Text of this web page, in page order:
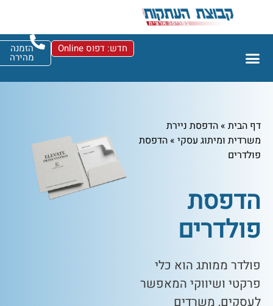
חדש: דפוס Online הזמנה
מהירה
דף הבית »הדפסת ניירת
משרדית ומיתוג עסקי »הדפסת
פולדרים
הדפסת
פולדרים
פולדר ממותג הוא כלי
פרקטי ושיווקי המאפשר
לעסקים, משרדים